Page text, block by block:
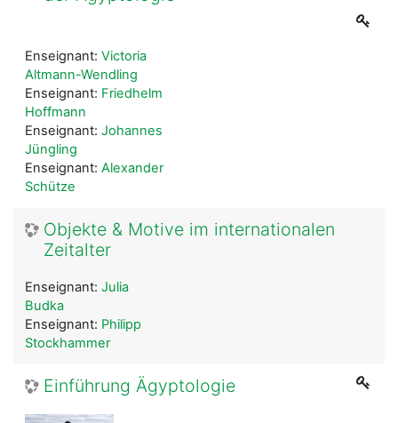
Enseignant: Victoria
Altmann-Wendling
Enseignant: Friedhelm
Hoffmann
Enseignant: Johannes
Jüngling
Enseignant: Alexander
Schütze
Objekte & Motive im internationalen
Zeitalter
Enseignant: Julia
Budka
Enseignant: Philipp
Stockhammer
Einführung Ägyptologie